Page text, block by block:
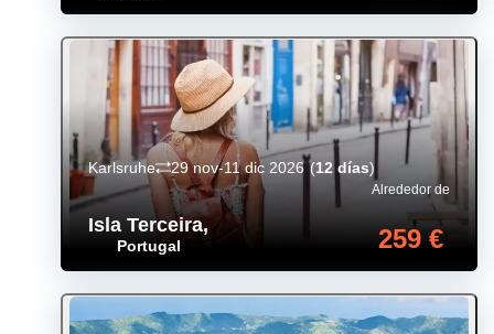
Isla Terceira,
Portugal
Alrededor de
259 €
Karlsruhe 29 nov-11 dic 2026(12 días)